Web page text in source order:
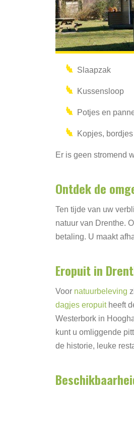
Slaapzak
Kussensloop
Potjes en
Kopjes,
Er is geen stromend
Ontdek de
Ten tijde van uw
natuur van Drenthe.
betaling. U maakt
Eropuit in
Voor natuurbeleving
dagjes eropuitheeft
Westerbork in
kunt u omliggende
de historie, leuke